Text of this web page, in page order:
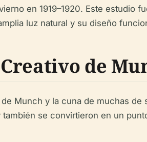
en 1919–1920. Este estudio
luz natural y su diseño
de
Munch y la cuna de muchas
se convirtieron en un